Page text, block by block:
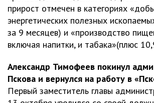
прирост отмечен в категориях
энергетических полезных
за 9 месяцев) и «производство
включая напитки, и табака»(плюс
Александр Тимофеев покинул
Пскова и вернулся на работу в
Первый заместитель главы